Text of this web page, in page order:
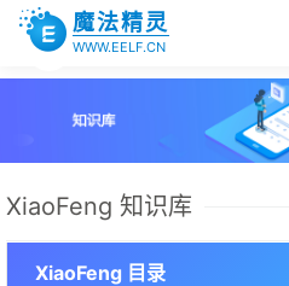
魔法精灵
WWW.EELF.CN
XiaoFeng 知识库
XiaoFeng 目录